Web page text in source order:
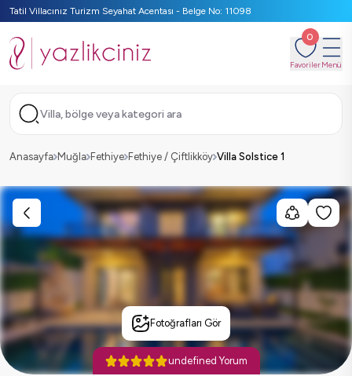
Tatil Villacınız Turizm Seyahat Acentası - Belge No: 11098
0
FavorilerMenü
Villa, bölge veya kategori ara
Anasayfa Muğla Fethiye Fethiye / Çiftlikköy Villa Solstice 1
Fotoğrafları Gör
undefined Yorum